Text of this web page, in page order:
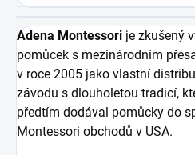
Adena Montessori je zkušený
pomůcek s mezinárodním
v roce 2005 jako vlastní
závodu s dlouholetou tradicí,
předtím dodával pomůcky do
Montessori obchodů v USA.